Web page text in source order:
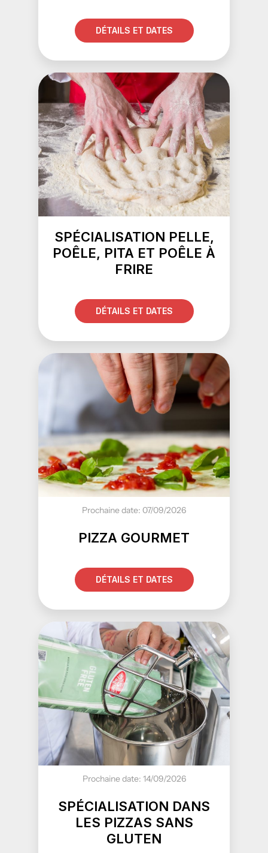
DÉTAILS ET DATES
SPÉCIALISATION PELLE,
POÊLE, PITA ET POÊLE À
FRIRE
DÉTAILS ET DATES
Prochaine date: 07/09/2026
PIZZA GOURMET
DÉTAILS ET DATES
Prochaine date: 14/09/2026
SPÉCIALISATION DANS
LES PIZZAS SANS
GLUTEN